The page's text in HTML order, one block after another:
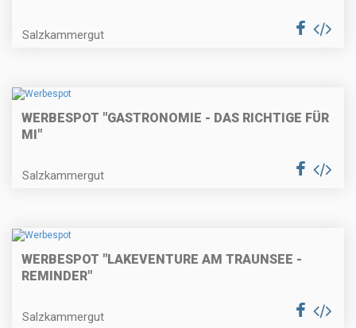
Salzkammergut
WERBESPOT "GASTRONOMIE - DAS RICHTIGE FÜR
MI"
Salzkammergut
WERBESPOT "LAKEVENTURE AM TRAUNSEE -
REMINDER"
Salzkammergut